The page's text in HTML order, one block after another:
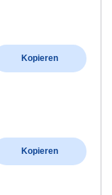
Kopieren
Kopieren